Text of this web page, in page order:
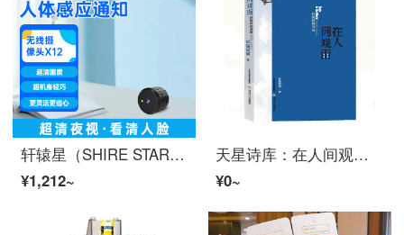
轩辕星（SHIRE STAR） 家用ワイヤレスインターネット家庭小型監視室内HD夜市ビデオカメラインテリジェント家居調査リモートで監視免插电 X12 WIFI小型監視+待机300天 无内存
¥1,212~
天星诗库：在人间观雨——轩辕轼轲诗选 霍俊明、车前子、于坚《星星》诗刊主编等轩辕轼轲北岳文艺出
¥0~